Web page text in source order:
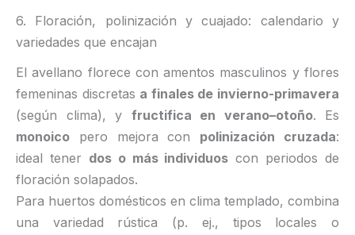
6. Floración, polinización y cuajado: calendario y
variedades que encajan
El avellano florece con amentos masculinos y flores
femeninas discretas a finales de invierno-primavera
(según clima), y fructifica en verano–otoño. Es
monoico pero mejora con polinización cruzada:
ideal tener dos o más individuos con periodos de
floración solapados.
Para huertos domésticos en clima templado, combina
una variedad rústica (p. ej., tipos locales o